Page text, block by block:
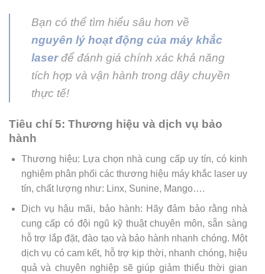
Bạn có thể tìm hiểu sâu hơn về
nguyên lý hoạt động của máy khắc
laserđể đánh giá chính xác khả năng
tích hợp và vận hành trong dây chuyền
thực tế!
Tiêu chí 5: Thương hiệu và dịch vụ bảo
hành
Thương hiệu: Lựa chọn nhà cung cấp uy tín, có kinh
nghiệm phân phối các thương hiệu máy khắc laser uy
tín, chất lượng như: Linx, Sunine, Mango….
Dịch vụ hậu mãi, bảo hành: Hãy đảm bảo rằng nhà
cung cấp có đội ngũ kỹ thuật chuyên môn, sẵn sàng
hỗ trợ lắp đặt, đào tạo và bảo hành nhanh chóng. Một
dịch vụ có cam kết, hỗ trợ kịp thời, nhanh chóng, hiệu
quả và chuyên nghiệp sẽ giúp giảm thiểu thời gian